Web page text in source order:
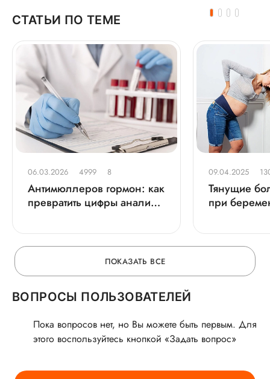
СТАТЬИ ПО ТЕМЕ
06.03.2026 4999 8
Антимюллеров гормон: как
превратить цифры анализа
09.04.2025
Тянущие
при
ПОКАЗАТЬ ВСЕ
ВОПРОСЫ ПОЛЬЗОВАТЕЛЕЙ
Пока вопросов нет, но Вы можете быть первым. Для
этого воспользуйтесь кнопкой «Задать вопрос»